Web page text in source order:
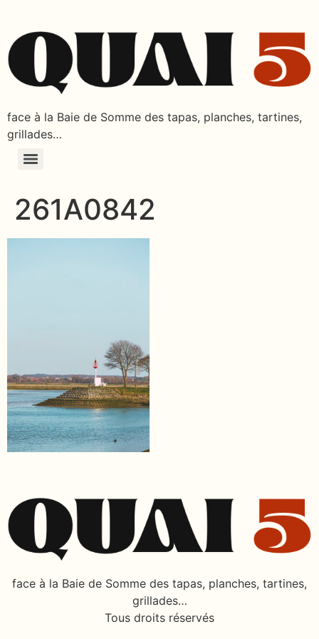
face à la Baie de Somme des tapas, planches, tartines,
grillades…
261A0842
face à la Baie de Somme des tapas, planches, tartines,
grillades…
Tous droits réservés